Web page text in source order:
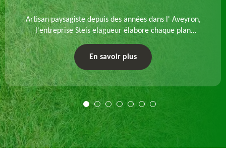
Artisan paysagiste depuis des années dans l' Aveyron,
l'entreprise Steis elagueur élabore chaque plan
d'aménagement paysager et exécute les travaux
afférents. Devis gratuit et sur mesure.
En savoir plus